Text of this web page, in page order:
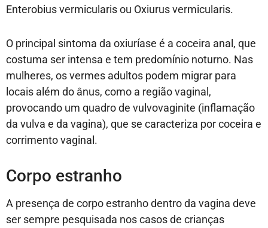
Enterobius vermicularis ou Oxiurus vermicularis.
O principal sintoma da oxiuríase é a coceira anal, que
costuma ser intensa e tem predomínio noturno. Nas
mulheres, os vermes adultos podem migrar para
locais além do ânus, como a região vaginal,
provocando um quadro de vulvovaginite (inflamação
da vulva e da vagina), que se caracteriza por coceira e
corrimento vaginal.
Corpo estranho
A presença de corpo estranho dentro da vagina deve
ser sempre pesquisada nos casos de crianças